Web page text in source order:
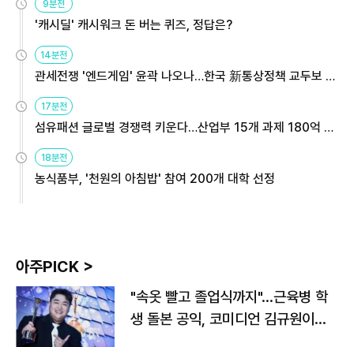
9분전
'캐시딜' 캐시워크 돈 버는 퀴즈, 정답은?
14분전
관세전쟁 '엔드게임' 윤곽 나오나…한국 新통상정책 교두보 활
용해야
17분전
섬유패션 글로벌 경쟁력 키운다…산업부 15개 과제 180억 지
원
18분전
농식품부, '천원의 아침밥' 참여 200개 대학 선정
아주PICK >
"속옷 빨고 졸업식까지"…근육병 학
생 돌본 공익, 코미디언 김규원이었